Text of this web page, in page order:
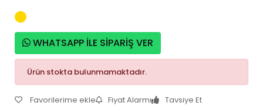
WHATSAPP İLE SİPARİŞ VER
Ürün stokta bulunmamaktadır.
Favorilerime ekle Fiyat Alarmı Tavsiye Et